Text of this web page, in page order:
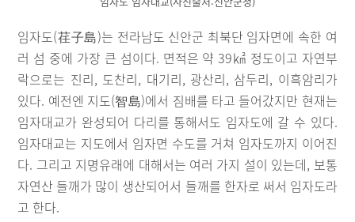
임자도(荏子島)는 전라남도 신안군 최북단 임자면에 속한 여
러 섬 중에 가장 큰 섬이다. 면적은 약 39㎢ 정도이고 자연부
락으로는 진리, 도찬리, 대기리, 광산리, 삼두리, 이흑암리가
있다. 예전엔 지도(智島)에서 짐배를 타고 들어갔지만 현재는
임자대교가 완성되어 다리를 통해서도 임자도에 갈 수 있다.
임자대교는 지도에서 임자면 수도를 거쳐 임자도까지 이어진
다. 그리고 지명유래에 대해서는 여러 가지 설이 있는데, 보통
자연산 들깨가 많이 생산되어서 들깨를 한자로 써서 임자도라
고 한다.